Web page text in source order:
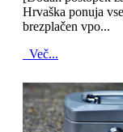
Hrvaška ponuja
brezplačen vpo...
Več...